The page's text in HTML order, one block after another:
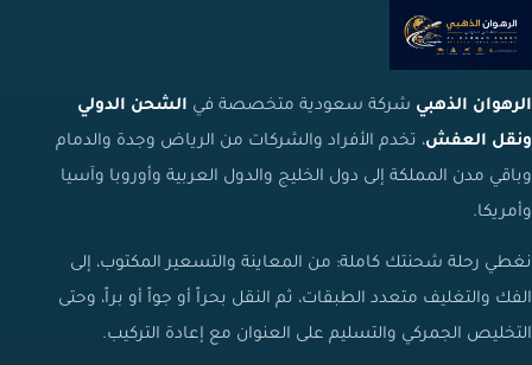
الرهوان الذهبي شركة سعودية متخصصة في الشحن الدولي
ونقل العفش، تخدم الأفراد والشركات من الرياض وجدة والدمام
وباقي مدن المملكة إلى دول الخليج والدول العربية وأوروبا وآسيا
وأمريكا.
نغطي رحلة شحنتك كاملة: من المعاينة والتسعير المكتوب، إلى
الفك والتغليف متعدد الطبقات، ثم النقل بحراً أو جواً أو براً، وحتى
التخليص الجمركي والتسليم على العنوان مع إعادة التركيب.